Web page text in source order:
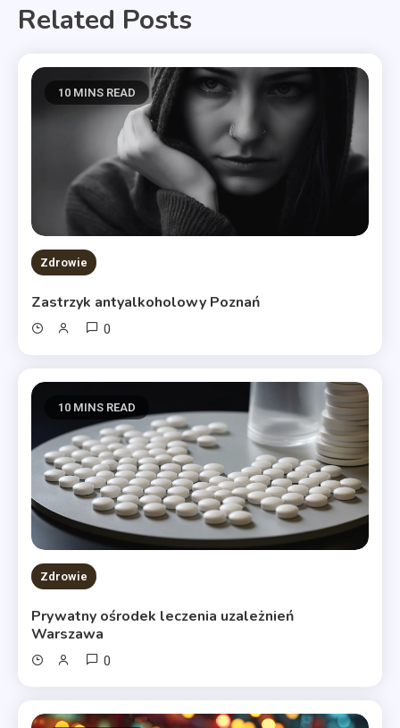
Related Posts
10 MINS READ
Zdrowie
Zastrzyk antyalkoholowy Poznań
0
10 MINS READ
Zdrowie
Prywatny ośrodek leczenia uzależnień
Warszawa
0